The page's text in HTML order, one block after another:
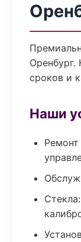
Оренбург.
сроков и
Наши
Ремонт